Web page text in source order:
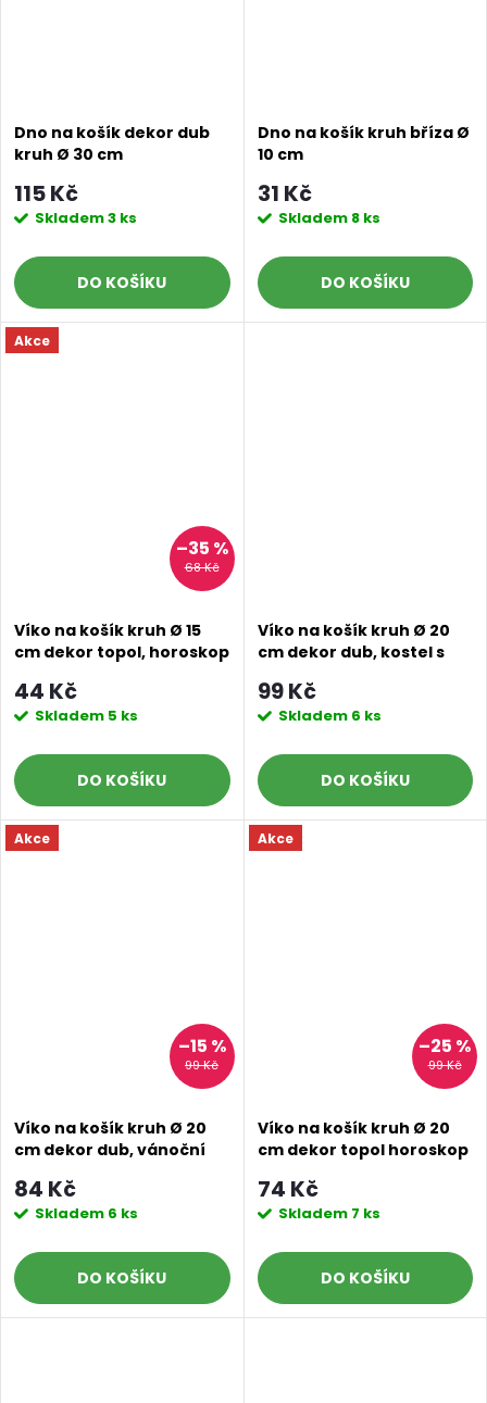
Dno na košík dekor dub
kruh Ø 30 cm
115 Kč
Skladem3 ks
DO KOŠÍKU
Dno na košík kruh bříza Ø
10 cm
31 Kč
Skladem 8 ks
DO KOŠÍKU
Akce
68 Kč
–35 %
Víko na košík kruh Ø 15
cm dekor topol, horoskop
44 Kč
Skladem 5 ks
DO KOŠÍKU
Víko na košík kruh Ø 20
cm dekor dub, kostel s
99 Kč
Skladem 6 ks
DO KOŠÍKU
Akce
99 Kč
–15 %
Víko na košík kruh Ø 20
cm dekor dub, vánoční
84 Kč
Skladem 6 ks
DO KOŠÍKU
Akce
99 Kč
–25 %
Víko na košík kruh Ø 20
cm dekor topol horoskop
74 Kč
Skladem 7 ks
DO KOŠÍKU